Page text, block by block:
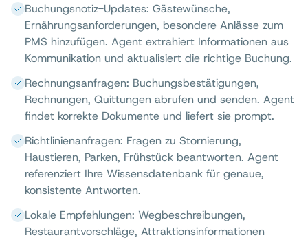
Buchungsnotiz-Updates: Gästewünsche,
Ernährungsanforderungen, besondere Anlässe zum
PMS hinzufügen. Agent extrahiert Informationen aus
Kommunikation und aktualisiert die richtige Buchung.
Rechnungsanfragen: Buchungsbestätigungen,
Rechnungen, Quittungen abrufen und senden. Agent
findet korrekte Dokumente und liefert sie prompt.
Richtlinienanfragen: Fragen zu Stornierung,
Haustieren, Parken, Frühstück beantworten. Agent
referenziert Ihre Wissensdatenbank für genaue,
konsistente Antworten.
Lokale Empfehlungen: Wegbeschreibungen,
Restaurantvorschläge, Attraktionsinformationen